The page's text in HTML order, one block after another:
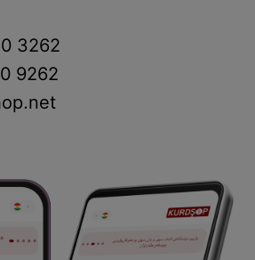
3262
9262